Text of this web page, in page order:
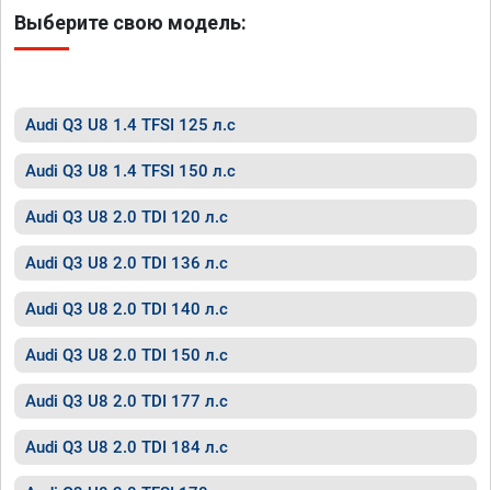
Выберите свою модель:
Audi Q3 U8 1.4 TFSI 125 л.с
Audi Q3 U8 1.4 TFSI 150 л.с
Audi Q3 U8 2.0 TDI 120 л.с
Audi Q3 U8 2.0 TDI 136 л.с
Audi Q3 U8 2.0 TDI 140 л.с
Audi Q3 U8 2.0 TDI 150 л.с
Audi Q3 U8 2.0 TDI 177 л.с
Audi Q3 U8 2.0 TDI 184 л.с